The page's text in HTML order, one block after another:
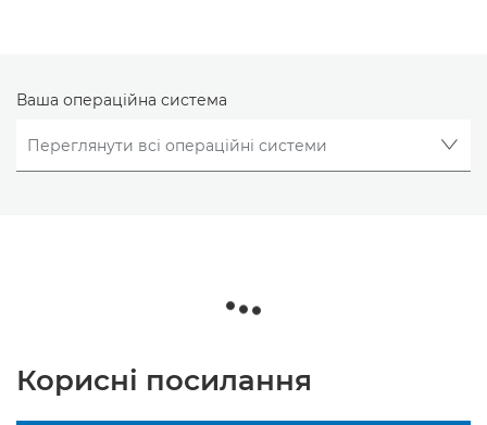
Ваша операційна система
Корисні посилання